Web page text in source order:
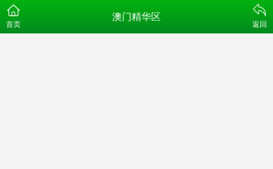
首页
澳门精华区
返回